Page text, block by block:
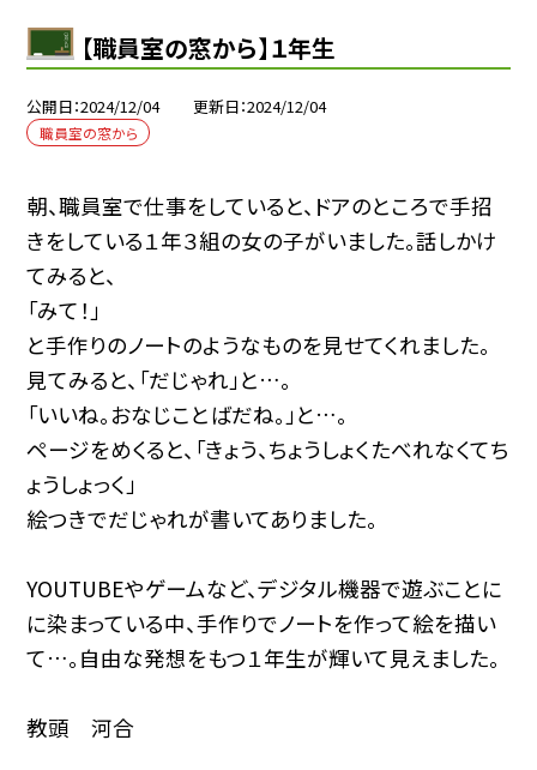
【職員室の窓から】１年生
公開日 2024/12/04 更新日 2024/12/04
職員室の窓から
朝、職員室で仕事をしていると、ドアのところで手招
きをしている１年３組の女の子がいました。話しかけ
てみると、
「みて！」
と手作りのノートのようなものを見せてくれました。
見てみると、「だじゃれ」と…。
「いいね。おなじことばだね。」と…。
ページをめくると、「きょう、ちょうしょくたべれなくてち
ょうしょっく」
絵つきでだじゃれが書いてありました。
YOUTUBEやゲームなど、デジタル機器で遊ぶことに
に染まっている中、手作りでノートを作って絵を描い
て…。自由な発想をもつ１年生が輝いて見えました。
教頭 河合